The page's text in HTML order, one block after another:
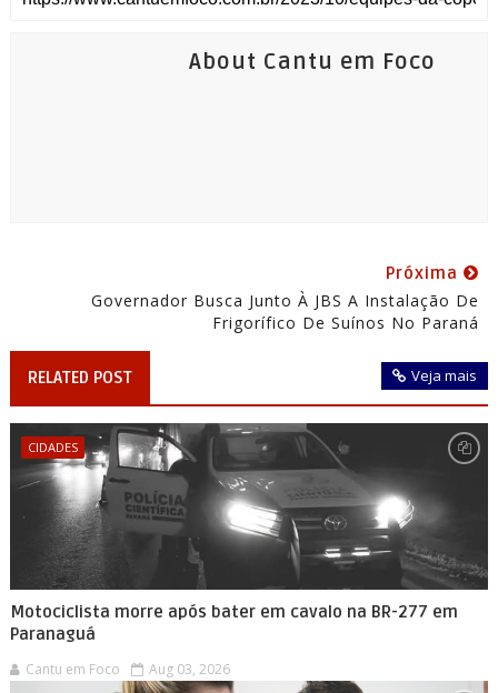
About Cantu em Foco
Próxima
Governador Busca Junto À JBS A Instalação De
Frigorífico De Suínos No Paraná
RELATED POST Veja mais
CIDADES
Motociclista morre após bater em cavalo na BR-277 em
Paranaguá
Cantu em Foco Aug 03, 2026